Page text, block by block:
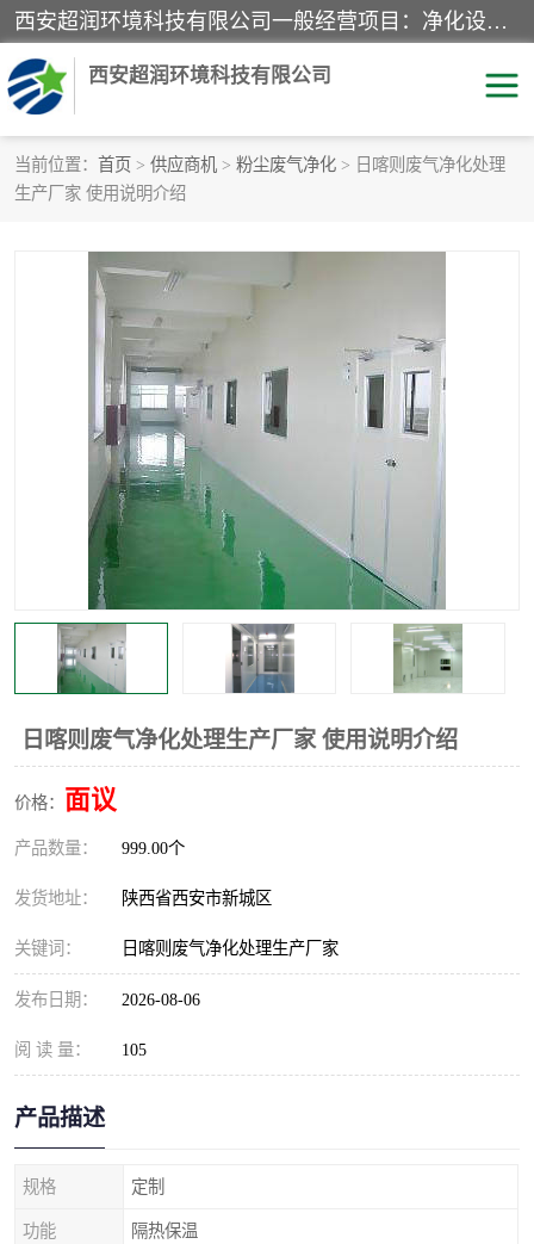
西安超润环境科技有限公司一般经营项目：净化设备、厨房设备、五金机电设备、不锈钢制品、彩钢夹心板、水处理设备的研发、销售；空气净化设备、办公设备、通风设备、建筑材料、金属材料的销售；净化工程、钢结构工程、机电设备工程的设计与施工及技术咨询服务；货物及技术的进出口的业务经营。
西安超润环境科技有限公司
当前位置： 首页 > 供应商机 > 粉尘废气净化 > 日喀则废气净化处理
生产厂家 使用说明介绍
日喀则废气净化处理生产厂家 使用说明介绍
价格： 面议
产品数量： 999.00个
发货地址： 陕西省西安市新城区
关键词： 日喀则废气净化处理生产厂家
发布日期： 2026-08-06
阅 读 量： 105
产品描述
规格 定制
功能 隔热保温
洁净手术室
粉尘废气净化
净化车间工程